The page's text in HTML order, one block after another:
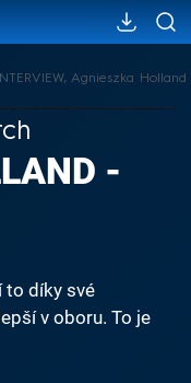
Agnieszka Holland
-
to díky své
v oboru. To je